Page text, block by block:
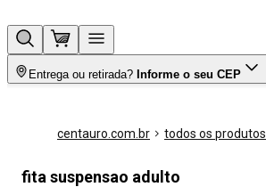
Entrega ou retirada? Informe o seu CEP
centauro.com.br todos os produtos
fita suspensao adulto